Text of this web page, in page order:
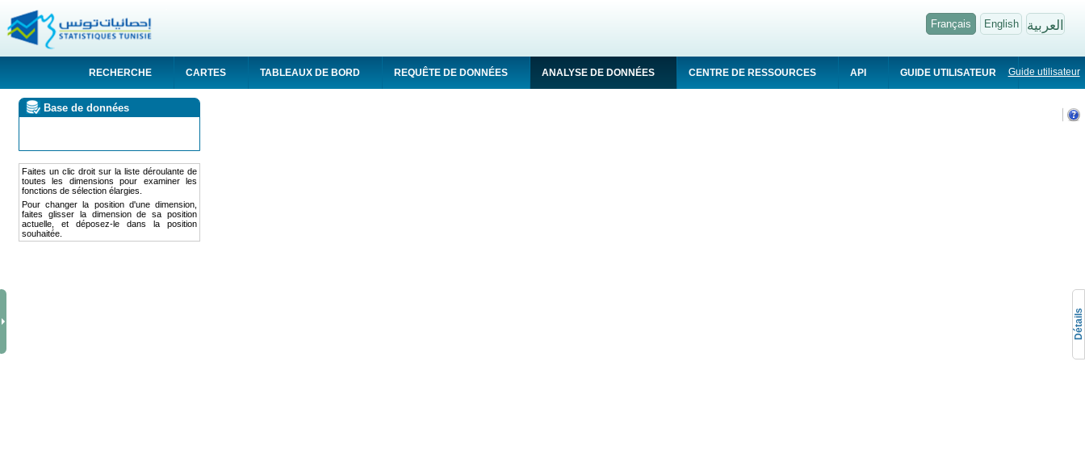
Français English العربية
RECHERCHE CARTES TABLEAUX DE BORD REQUÊTE DE DONNÉES ANALYSE DE DONNÉES CENTRE DE RESSOURCES API GUIDE UTILISATEUR Guide utilisateur
Base de données
Faites un clic droit sur la liste déroulante de
toutes les dimensions pour examiner les
fonctions de sélection élargies.
Pour changer la position d'une dimension,
faites glisser la dimension de sa position
actuelle, et déposez-le dans la position
souhaitée.
Détails